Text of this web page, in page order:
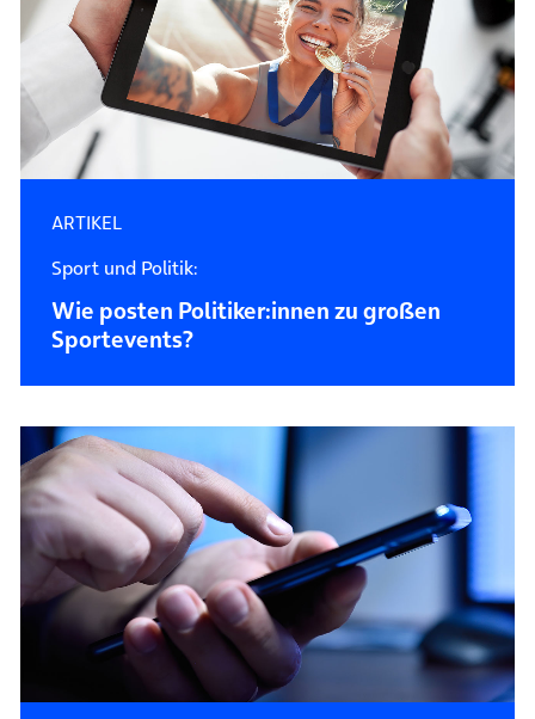
ARTIKEL
Sport und Politik:
Wie posten Politiker:innen zu großen
Sportevents?